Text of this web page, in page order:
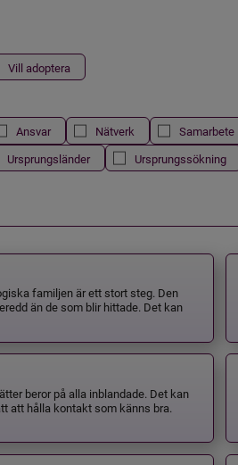
Vill adoptera
Ansvar Nätverk Samarbete
Ursprungsländer Ursprungssökning
familjen är ett stort steg. Den
än de som blir hittade. Det kan
beror på alla inblandade. Det kan
att hålla kontakt som känns bra.